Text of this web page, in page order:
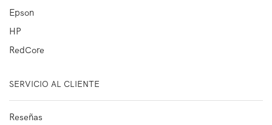
Epson
HP
RedCore
SERVICIO AL CLIENTE
Reseñas